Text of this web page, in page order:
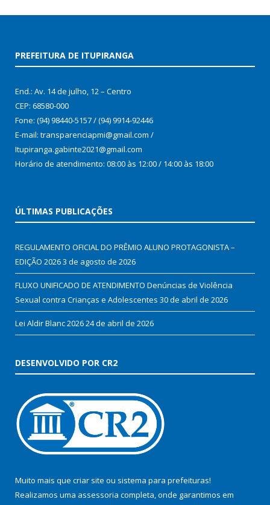
PREFEITURA DE ITUPIRANGA
End.: Av. 14 de julho, 12 – Centro
CEP: 68580-000
Fone: (94) 98440-5157 / (94) 9914-92446
E-mail: transparenciapmi@gmail.com /
Itupiranga.gabinte2021@gmail.com
Horário de atendimento: 08:00 às 12:00 / 14:00 às 18:00
ÚLTIMAS PUBLICAÇÕES
REGULAMENTO OFICIAL DO PRÊMIO ALUNO PROTAGONISTA –
EDIÇÃO 20263 de agosto de 2026
FLUXO UNIFICADO DE ATENDIMENTO Denúncias de Violência
Sexual contra Crianças e Adolescentes 30 de abril de 2026
Lei Aldir Blanc 202624 de abril de 2026
DESENVOLVIDO POR CR2
Muito mais que criar site ou sistema para prefeituras!
Realizamos uma assessoria completa, onde garantimos em